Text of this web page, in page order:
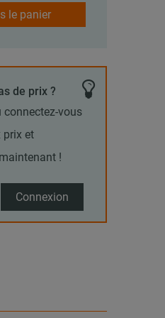
le panier
de prix ?
connectez-vous
prix et
!
Connexion